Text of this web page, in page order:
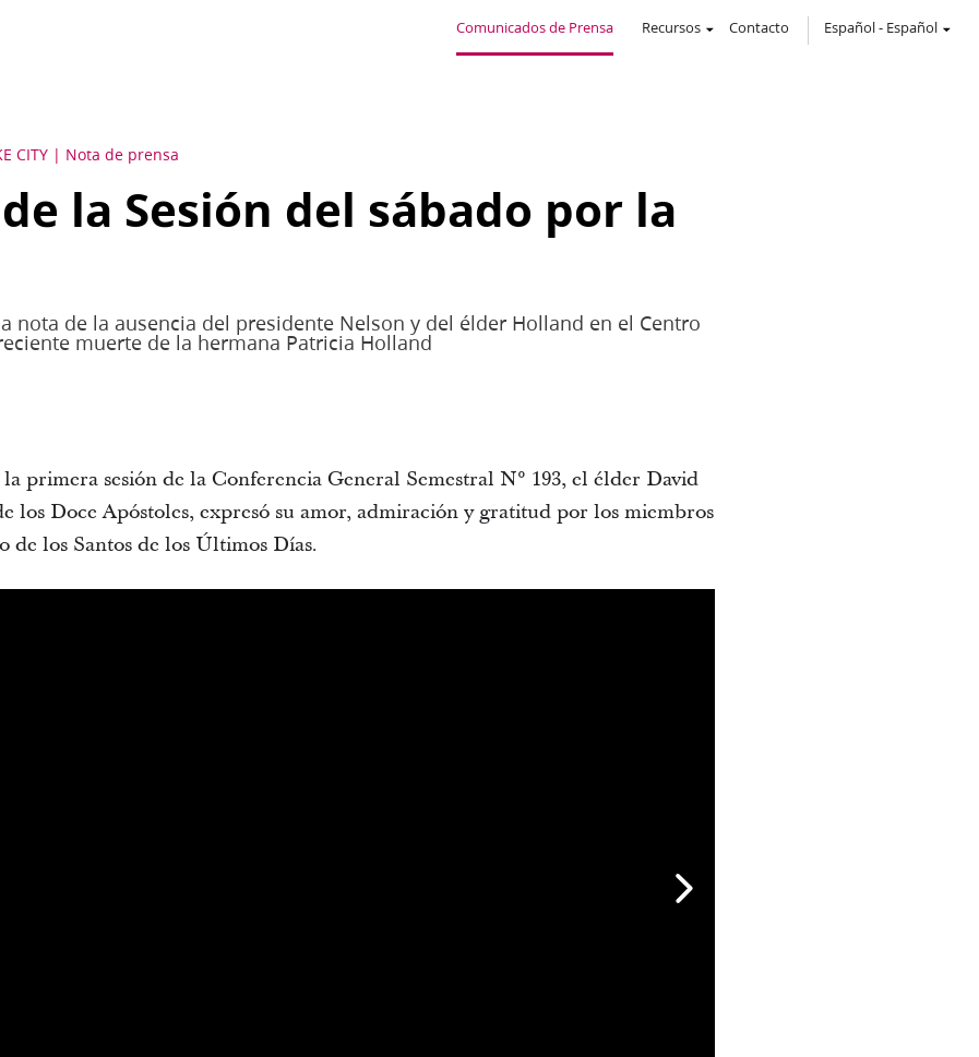
Comunicados de Prensa Recursos Contacto Español- Español
CITY Nota de prensa
la Sesión del sábado por la
nota de la ausencia del presidente Nelson y del élder Holland en el Centro
muerte de la hermana Patricia Holland
primera sesión de la Conferencia General Semestral N° 193, el élder David
los Doce Apóstoles, expresó su amor, admiración y gratitud por los miembros
de los Santos de los Últimos Días.